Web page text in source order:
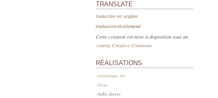
TRANSLATE
traduction en anglais
traduction en allemand
Cette création est mise à disposition sous un
contrat Creative Commons
RÉALISATIONS
-printemps, été
-hiver
- bébé, divers